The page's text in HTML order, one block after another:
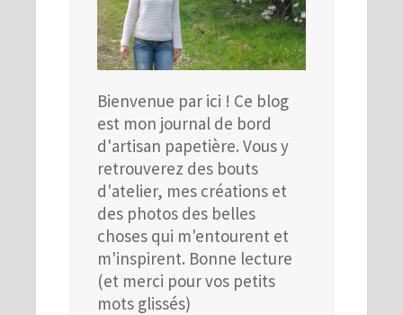
Bienvenue par ici ! Ce blog
est mon journal de bord
d'artisan papetière. Vous y
retrouverez des bouts
d'atelier, mes créations et
des photos des belles
choses qui m'entourent et
m'inspirent. Bonne lecture
(et merci pour vos petits
mots glissés)